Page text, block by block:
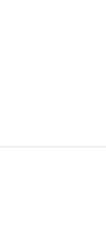
味わえるレスト
る選択肢が豊富